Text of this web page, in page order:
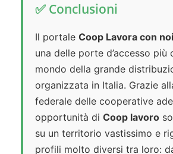
✅ Conclusioni
Il portale Coop Lavora con noi
una delle porte d’accesso più
mondo della grande
organizzata in Italia. Grazie
federale delle cooperative
opportunità di Coop lavoro
su un territorio vastissimo e
profili molto diversi tra loro: